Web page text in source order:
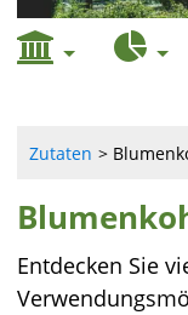
Zutaten
Entdecken Sie